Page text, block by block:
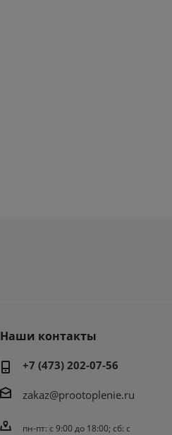
Наши контакты
+7 (473) 202-07-56
zakaz@prootoplenie.ru
пн-пт: c 9:00 до 18:00; сб: с